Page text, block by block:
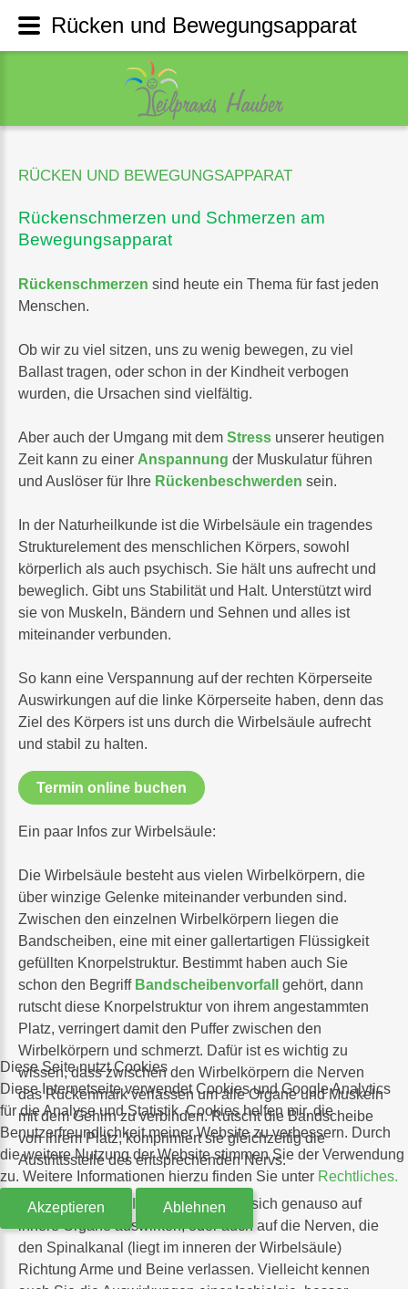
RÜCKEN UND BEWEGUNGSAPPARAT
Rückenschmerzen und Schmerzen am
Bewegungsapparat
Rückenschmerzen sind heute ein Thema für fast jeden
Menschen.
Ob wir zu viel sitzen, uns zu wenig bewegen, zu viel
Ballast tragen, oder schon in der Kindheit verbogen
wurden, die Ursachen sind vielfältig.
Aber auch der Umgang mit dem Stress unserer heutigen
Zeit kann zu einer Anspannung der Muskulatur führen
und Auslöser für Ihre Rückenbeschwerden sein.
In der Naturheilkunde ist die Wirbelsäule ein tragendes
Strukturelement des menschlichen Körpers, sowohl
körperlich als auch psychisch. Sie hält uns aufrecht und
beweglich. Gibt uns Stabilität und Halt. Unterstützt wird
sie von Muskeln, Bändern und Sehnen und alles ist
miteinander verbunden.
So kann eine Verspannung auf der rechten Körperseite
Auswirkungen auf die linke Körperseite haben, denn das
Ziel des Körpers ist uns durch die Wirbelsäule aufrecht
und stabil zu halten.
Termin online buchen
Ein paar Infos zur Wirbelsäule:
Die Wirbelsäule besteht aus vielen Wirbelkörpern, die
über winzige Gelenke miteinander verbunden sind.
Zwischen den einzelnen Wirbelkörpern liegen die
Bandscheiben, eine mit einer gallertartigen Flüssigkeit
gefüllten Knorpelstruktur. Bestimmt haben auch Sie
schon den Begriff Bandscheibenvorfall
gehört, dann
rutscht diese Knorpelstruktur von ihrem angestammten
Platz, verringert damit den Puffer zwischen den
Wirbelkörpern und schmerzt. Dafür ist es wichtig zu
wissen, dass zwischen den Wirbelkörpern die Nerven
das Rückenmark verlassen um alle Organe und Muskeln
mit dem Gehirn zu verbinden. Rutscht die Bandscheibe
von ihrem Platz, komprimiert sie gleichzeitig die
Austrittsstelle des entsprechenden Nervs.
So könnenWirbelsäulenprobleme
sich genauso auf
innere Organe auswirken, oder auch auf die Nerven, die
den Spinalkanal (liegt im inneren der Wirbelsäule)
Richtung Arme und Beine verlassen. Vielleicht kennen
Diese Seite nutzt Cookies
Diese Internetseite verwendet Cookies und Google Analytics
für die Analyse und Statistik. Cookies helfen mir, die
Benutzerfreundlichkeit meiner Website zu verbessern. Durch
die weitere Nutzung der Website stimmen Sie der Verwendung
zu. Weitere Informationen hierzu finden Sie unter Rechtliches.
Akzeptieren Ablehnen
Rücken und Bewegungsapparat